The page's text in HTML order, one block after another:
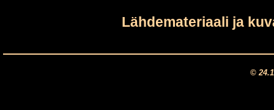
Lähdemateriaali ja
©